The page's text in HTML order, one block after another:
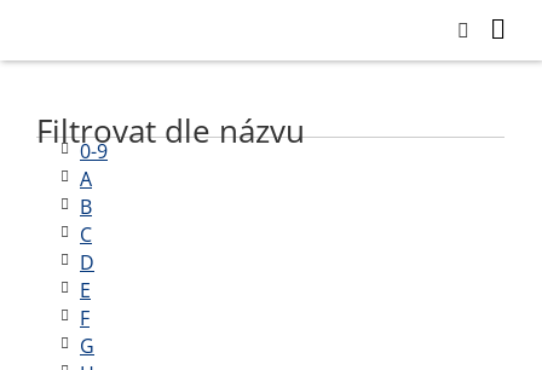
Filtrovat dle názvu
0-9
A
B
C
D
E
F
G